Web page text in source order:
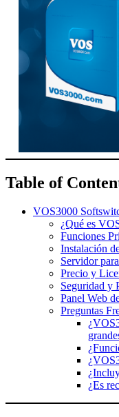
Table of
VOS3000
¿Qué es
Funciones
Instalación
Servidor
Precio y
Seguridad y
Panel Web
Preguntas
¿Es